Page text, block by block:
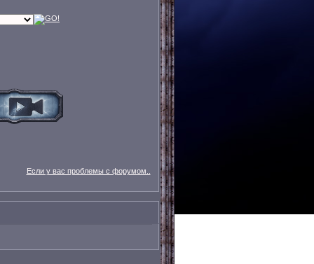
Если у вас проблемы с форумом..